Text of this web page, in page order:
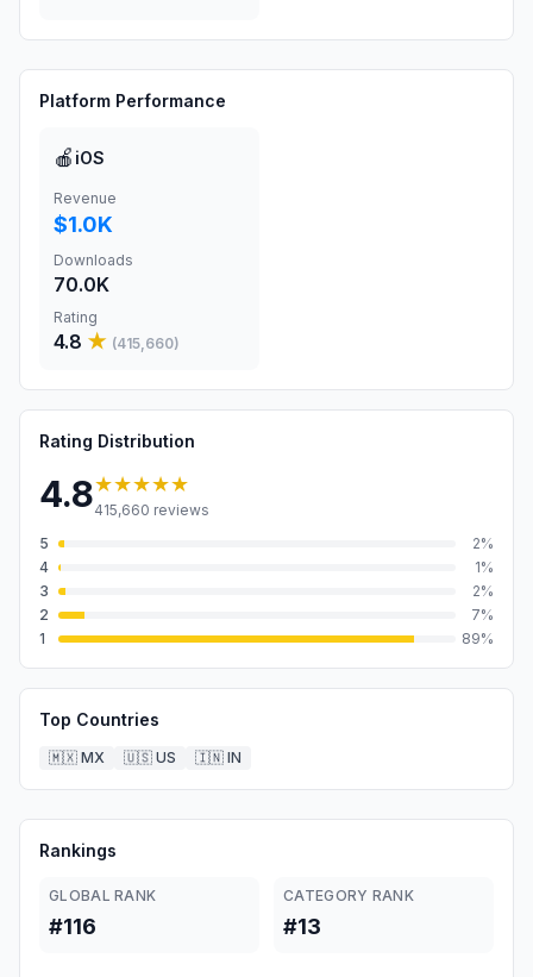
Platform Performance
🍎 iOS
Revenue
$1.0K
Downloads
70.0K
Rating
4.8 ★ (415,660)
Rating Distribution
4.8★★★★★
415,660 reviews
5
2%
4
1%
3
2%
2
7%
1
89%
Top Countries
🇲🇽 MX 🇺🇸 US 🇮🇳 IN
Rankings
GLOBAL RANK
#116
CATEGORY RANK
#13